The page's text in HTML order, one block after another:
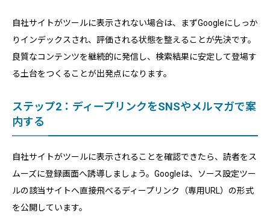
自社サイトがツールに表示されない場合は、まずGoogleにしっか
りインデックスされ、評価される状態を整えることが先決です。
良質なコンテンツを継続的に発信し、検索結果に安定して登場す
る土台をつくることが出発点になります。
ステップ2：ディープリンクをSNSやメルマガで案
内する
自社サイトがツールに表示されることを確認できたら、読者をス
ムーズに登録画面へ誘導しましょう。Googleは、ソース設定ツー
ルの該当サイトへ直接飛べるディープリンク（専用URL）の形式
を公開しています。